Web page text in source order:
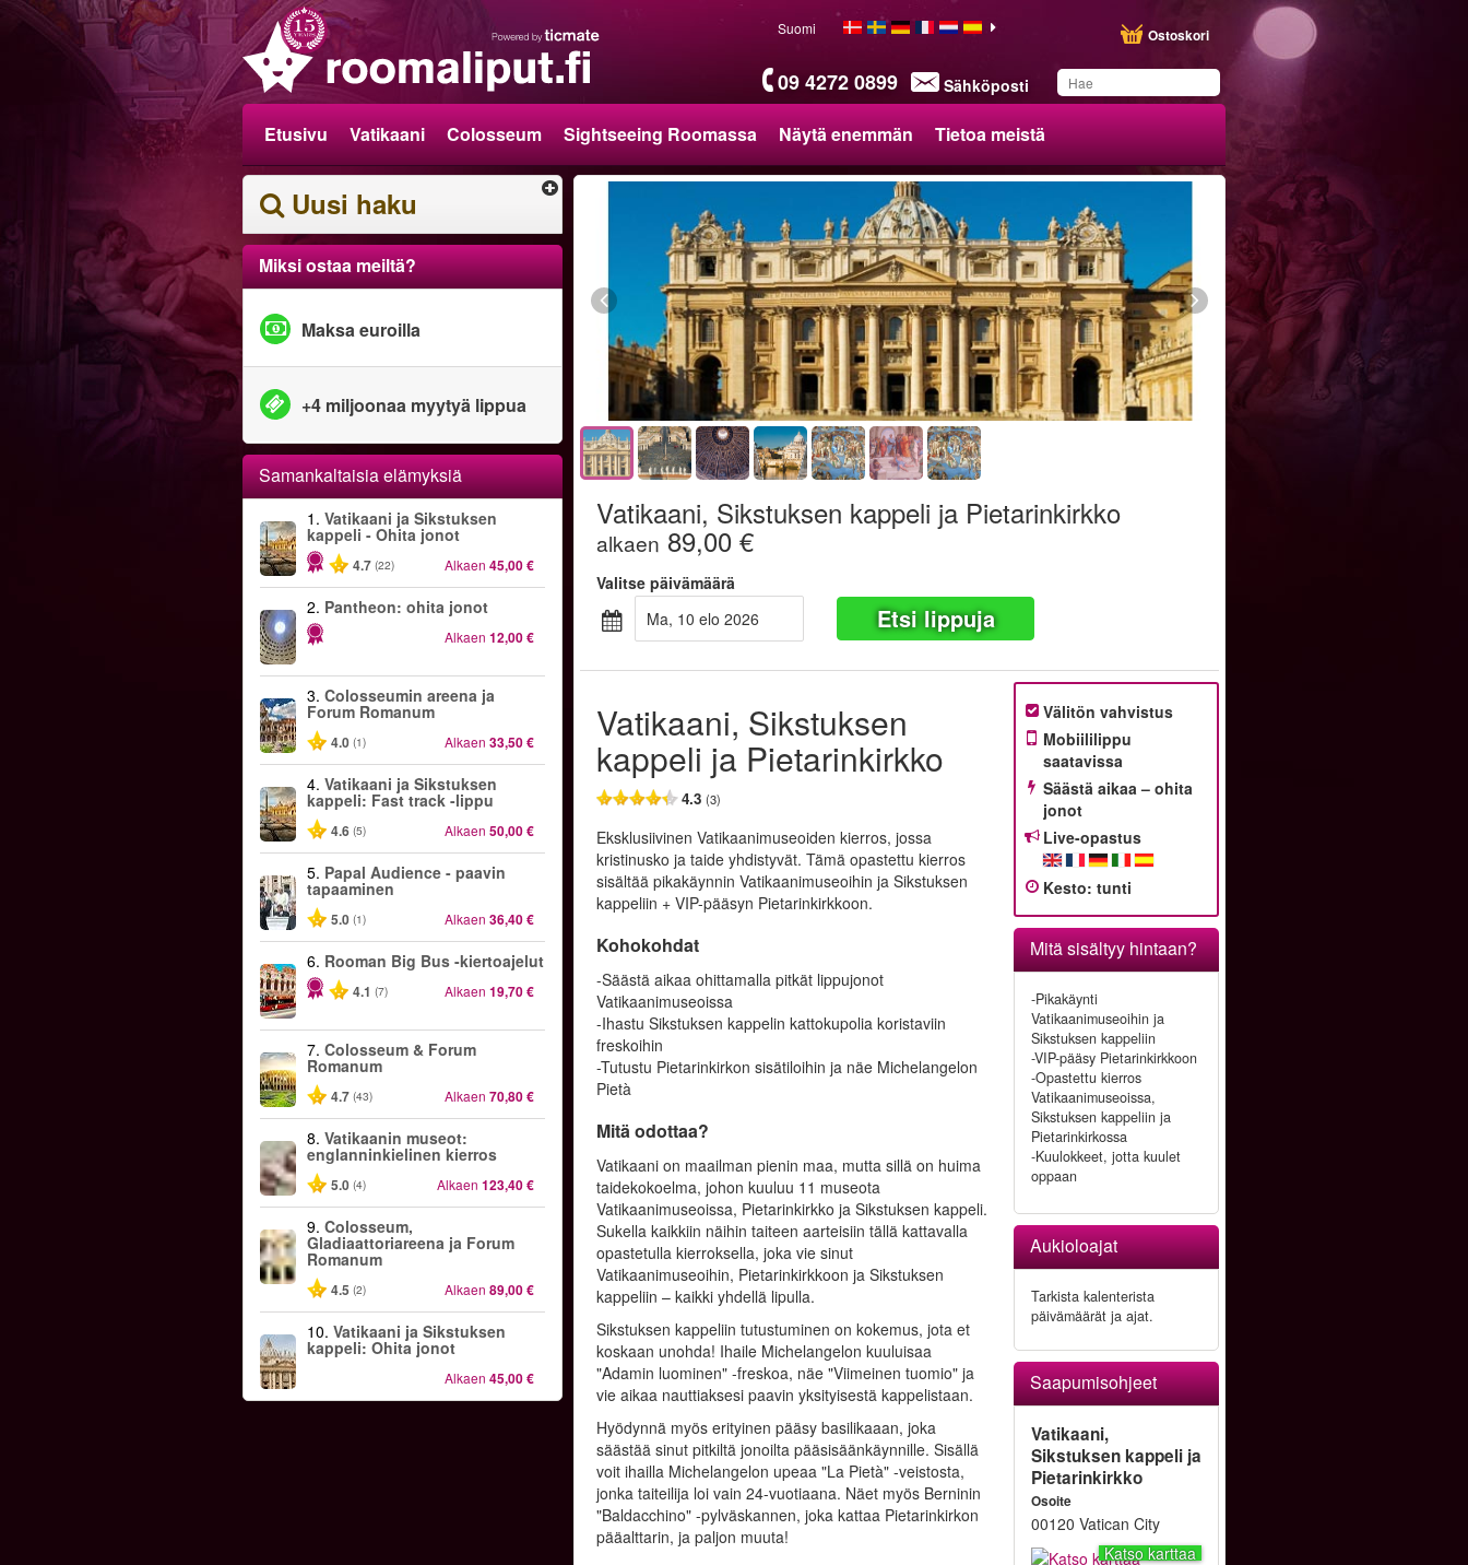
09 4272 0899 Sähköposti
Ostoskori
Suomi
Etusivu Vatikaani Colosseum Sightseeing Roomassa Näytä enemmän Tietoa meistä
tuotteen listallesi
Uusi haku
Miksi ostaa meiltä?
Maksa euroilla
+4 miljoonaa myytyä lippua
Samankaltaisia elämyksiä
1. Vatikaani ja Sikstuksen
kappeli - Ohita jonot
4.7 (22) Alkaen 45,00 €
2. Pantheon: ohita jonot
Alkaen 12,00 €
3. Colosseumin areena ja
Forum Romanum
4.0 (1) Alkaen 33,50 €
4. Vatikaani ja Sikstuksen
kappeli: Fast track -lippu
4.6 (5) Alkaen 50,00 €
5. Papal Audience - paavin
tapaaminen
5.0 (1) Alkaen 36,40 €
6. Rooman Big Bus -kiertoajelut
4.1 (7) Alkaen 19,70 €
7. Colosseum & Forum
Romanum
4.7 (43) Alkaen 70,80 €
8. Vatikaanin museot:
englanninkielinen kierros
5.0 (4) Alkaen 123,40 €
9. Colosseum,
Gladiaattoriareena ja Forum
Romanum
4.5 (2) Alkaen 89,00 €
10. Vatikaani ja Sikstuksen
kappeli: Ohita jonot
Alkaen 45,00 €
Vatikaani, Sikstuksen kappeli ja Pietarinkirkko
alkaen 89,00 €
Valitse päivämäärä
ma, 10 elo 2026
Etsi lippuja
Vatikaani, Sikstuksen
kappeli ja Pietarinkirkko
4.3(3)
Eksklusiivinen Vatikaanimuseoiden kierros, jossa
kristinusko ja taide yhdistyvät. Tämä opastettu kierros
sisältää pikakäynnin Vatikaanimuseoihin ja Sikstuksen
kappeliin + VIP-pääsyn Pietarinkirkkoon.
Kohokohdat
-Säästä aikaa ohittamalla pitkät lippujonot
Vatikaanimuseoissa
-Ihastu Sikstuksen kappelin kattokupolia koristaviin
freskoihin
-Tutustu Pietarinkirkon sisätiloihin ja näe Michelangelon
Pietà
Mitä odottaa?
Vatikaani on maailman pienin maa, mutta sillä on huima
taidekokoelma, johon kuuluu 11 museota
Vatikaanimuseoissa, Pietarinkirkko ja Sikstuksen kappeli.
Sukella kaikkiin näihin taiteen aarteisiin tällä kattavalla
opastetulla kierroksella, joka vie sinut
Vatikaanimuseoihin, Pietarinkirkkoon ja Sikstuksen
kappeliin – kaikki yhdellä lipulla.
Sikstuksen kappeliin tutustuminen on kokemus, jota et
koskaan unohda! Ihaile Michelangelon kuuluisaa
"Adamin luominen" -freskoa, näe "Viimeinen tuomio" ja
vie aikaa nauttiaksesi paavin yksityisestä kappelistaan.
Hyödynnä myös erityinen pääsy basilikaaan, joka
säästää sinut pitkiltä jonoilta pääsisäänkäynnille. Sisällä
voit ihailla Michelangelon upeaa "La Pietà" -veistosta,
jonka taiteilija loi vain 24-vuotiaana. Näet myös Berninin
"Baldacchino" -pylväskannen, joka kattaa Pietarinkirkon
pääalttarin, ja paljon muuta!
Välitön vahvistus
Mobiililippu
saatavissa
Säästä aikaa – ohita
jonot
Live-opastus
Kesto: tunti
Mitä sisältyy hintaan?
-Pikakäynti
Vatikaanimuseoihin ja
Sikstuksen kappeliin
-VIP-pääsy Pietarinkirkkoon
-Opastettu kierros
Vatikaanimuseoissa,
Sikstuksen kappeliin ja
Pietarinkirkossa
-Kuulokkeet, jotta kuulet
oppaan
Aukioloajat
Tarkista kalenterista
päivämäärät ja ajat.
Saapumisohjeet
Vatikaani,
Sikstuksen kappeli ja
Pietarinkirkko
Osoite
00120 Vatican City
Katso karttaa